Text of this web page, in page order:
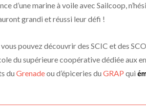
d’une marine à voile avec Sailcoop,
grandi et réussi leur défi !
vous pouvez découvrir des SCIC et des
du supérieure coopérative dédiée aux
duGrenadeou d’épiceries duGRAP qui